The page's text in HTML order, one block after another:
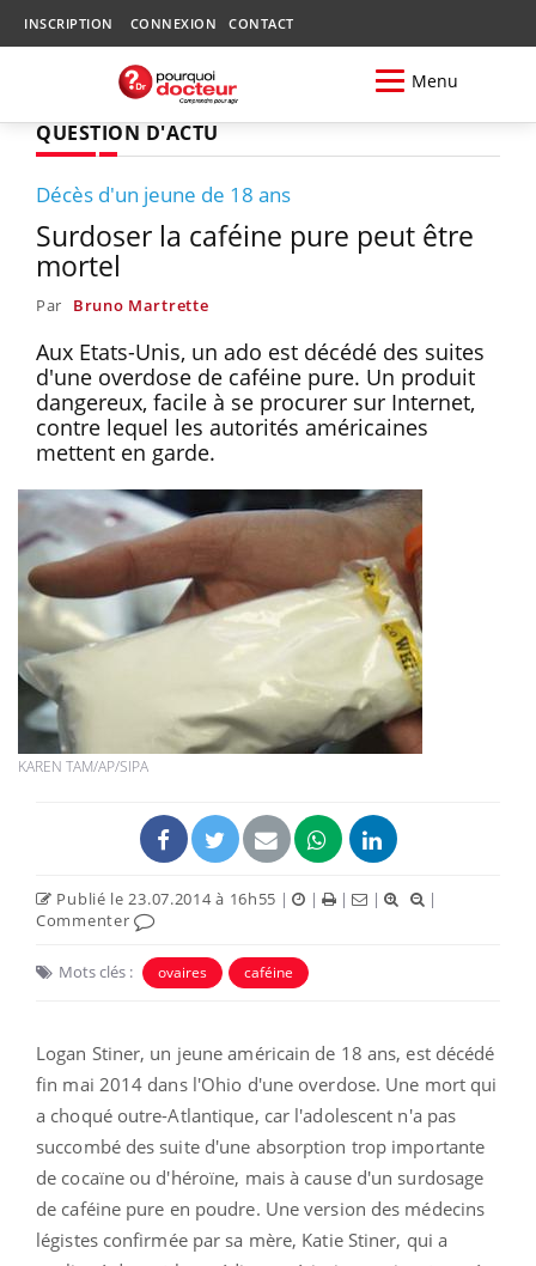
INSCRIPTION CONNEXION CONTACT
Menu
QUESTION D'ACTU
Décès d'un jeune de 18 ans
Surdoser la caféine pure peut être
mortel
Par Bruno Martrette
Aux Etats-Unis, un ado est décédé des suites
d'une overdose de caféine pure. Un produit
dangereux, facile à se procurer sur Internet,
contre lequel les autorités américaines
mettent en garde.
KAREN TAM/AP/SIPA
Publié le 23.07.2014 à 16h55 | | | |
|
Commenter
Mots clés : ovaires caféine
Logan Stiner, un jeune américain de 18 ans, est décédé
fin mai 2014 dans l'Ohio d'une overdose. Une mort qui
a choqué outre-Atlantique, car l'adolescent n'a pas
succombé des suite d'une absorption trop importante
de cocaïne ou d'héroïne, mais à cause d'un surdosage
de caféine pure en poudre. Une version des médecins
légistes confirmée par sa mère, Katie Stiner, qui a